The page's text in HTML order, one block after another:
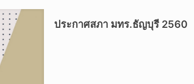
ประกาศสภา มทร.ธัญบุรี 2560